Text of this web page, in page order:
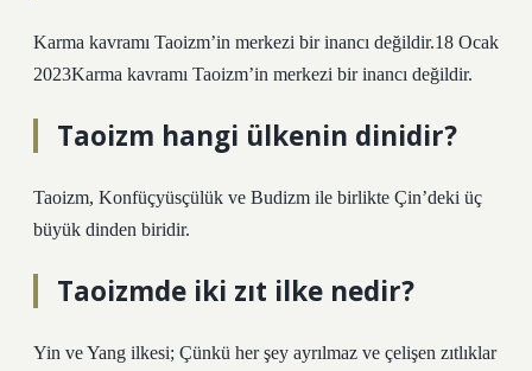
Karma kavramı Taoizm’in merkezi bir inancı değildir.18 Ocak
2023Karma kavramı Taoizm’in merkezi bir inancı değildir.
Taoizm hangi ülkenin dinidir?
Taoizm, Konfüçyüsçülük ve Budizm ile birlikte Çin’deki üç
büyük dinden biridir.
Taoizmde iki zıt ilke nedir?
Yin ve Yang ilkesi; Çünkü her şey ayrılmaz ve çelişen zıtlıklar